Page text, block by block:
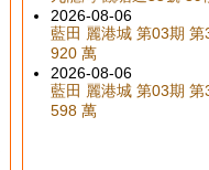
2026-08-06
藍田 麗港城 第03期
920 萬
2026-08-06
藍田 麗港城 第03期
598 萬